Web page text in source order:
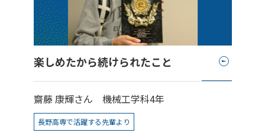
楽しめたから続けられたこと
齋藤 康輝さん 機械工学科4年
長野高専で活躍する先輩より